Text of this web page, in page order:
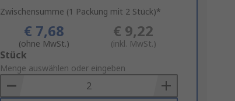
Zwischensumme (1 Packung mit 2 Stück)*
€ 7,68
(ohne MwSt.)
€ 9,22
(inkl. MwSt.)
Add
to
Basket
Stück
Menge auswählen oder eingeben